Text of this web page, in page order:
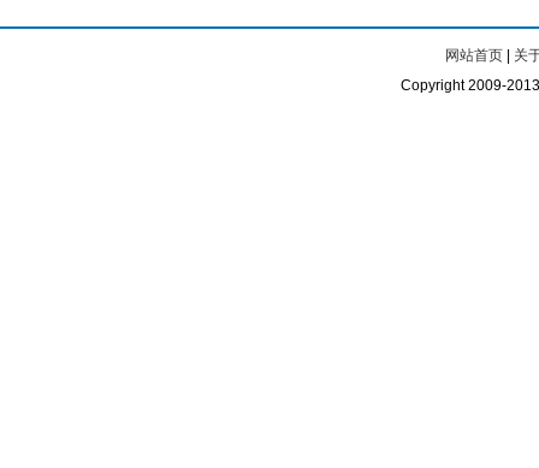
网站首页
关
Copyright 2009-